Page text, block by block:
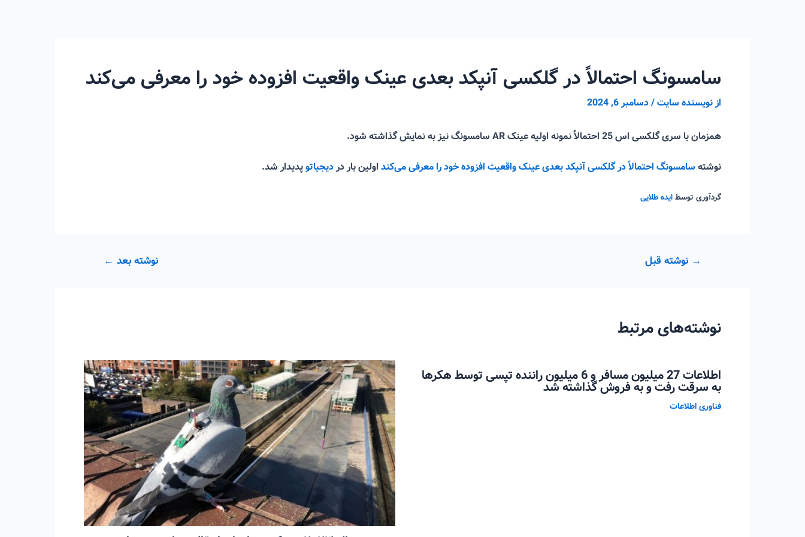
سامسونگ احتمالاً در گلکسی آنپکد بعدی عینک واقعیت افزوده خود را معرفی می‌کند
ازنویسنده سایت/دسامبر 6, 2024
همزمان با سری گلکسی اس 25 احتمالاً نمونه اولیه عینک AR سامسونگ نیز به نمایش گذاشته شود.
نوشته سامسونگ احتمالاً در گلکسی آنپکد بعدی عینک واقعیت افزوده خود را معرفی می‌کند اولین بار دردیجیاتوپدیدار شد.
گردآوری توسط ایده طلایی
راهبری
→ نوشته قبل نوشته بعد ←
نوشته‌های مرتبط
اطلاعات 27 میلیون مسافر و 6 میلیون راننده تپسی توسط هکرها
به سرقت رفت و به فروش گذاشته شد
فناوری اطلاعات